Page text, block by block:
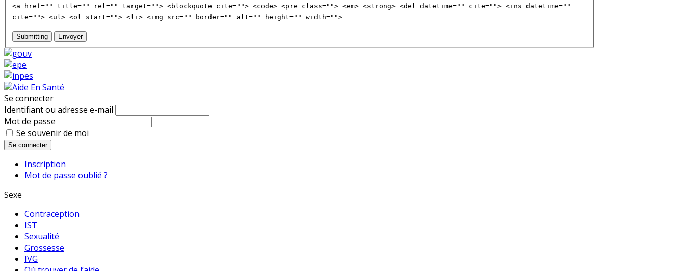
<a href="" title="" rel="" target=""> <blockquote cite=""> <code> <pre class=""> <em> <strong> <del datetime="" cite=""> <ins datetime=""
cite=""> <ul> <ol start=""> <li> <img src="" border="" alt="" height="" width="">
Submitting Envoyer
Se connecter
Identifiant ou adresse e-mail
Mot de passe
Se souvenir de moi
Se connecter
Inscription
Mot de passe oublié ?
Sexe
Contraception
IST
Sexualité
Grossesse
IVG